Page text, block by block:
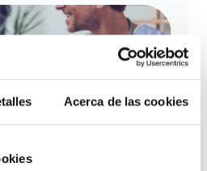
Acerca de las cookies